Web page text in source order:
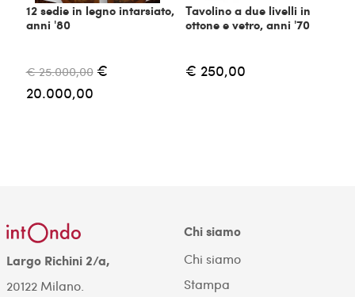
12 sedie in legno intarsiato,
anni '80
€ 25.000,00 €
20.000,00
Tavolino a due livelli in
ottone e vetro, anni '70
€ 250,00
Largo Richini 2/a,
20122 Milano.
Chi siamo
Chi siamo
Stampa